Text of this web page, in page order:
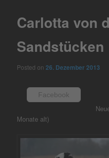
Carlotta von
Sandstücken
Posted on26. Dezember 2013
Facebook
Monate alt)